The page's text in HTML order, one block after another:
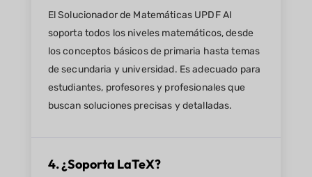
El Solucionador de Matemáticas UPDF AI
soporta todos los niveles matemáticos, desde
los conceptos básicos de primaria hasta temas
de secundaria y universidad. Es adecuado para
estudiantes, profesores y profesionales que
buscan soluciones precisas y detalladas.
4. ¿Soporta LaTeX?